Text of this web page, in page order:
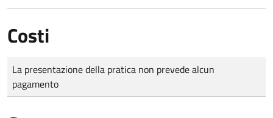
Costi
Tipo di pagamento
Importo
La presentazione della pratica non prevede alcun
pagamento